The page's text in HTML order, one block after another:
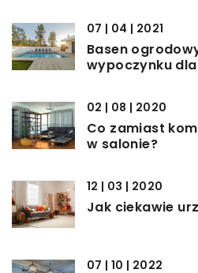
07 | 04 | 2021
Basen
wypoczynku
02 | 08 | 2020
Co zamiast
w salonie?
12 | 03 | 2020
Jak ciekawie
07 | 10 | 2022